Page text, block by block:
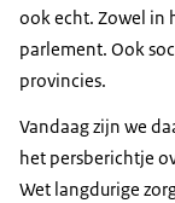
ook echt. Zowel in
parlement. Ook
provincies.
Vandaag zijn we
het persberichtje
Wet langdurige